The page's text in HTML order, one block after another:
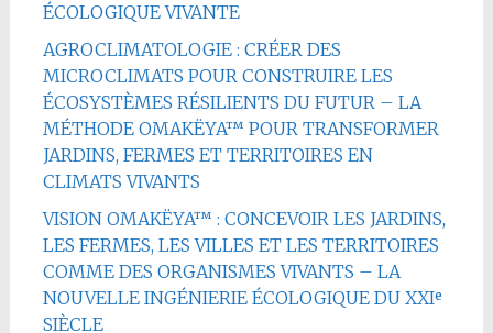
ÉCOLOGIQUE VIVANTE
AGROCLIMATOLOGIE : CRÉER DES
MICROCLIMATS POUR CONSTRUIRE LES
ÉCOSYSTÈMES RÉSILIENTS DU FUTUR – LA
MÉTHODE OMAKËYA™ POUR TRANSFORMER
JARDINS, FERMES ET TERRITOIRES EN
CLIMATS VIVANTS
VISION OMAKËYA™ : CONCEVOIR LES JARDINS,
LES FERMES, LES VILLES ET LES TERRITOIRES
COMME DES ORGANISMES VIVANTS – LA
NOUVELLE INGÉNIERIE ÉCOLOGIQUE DU XXIᵉ
SIÈCLE